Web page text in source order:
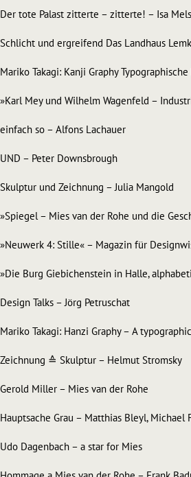
Der tote Palast zitterte – zitterte! – Isa
Schlicht und ergreifend Das Landhaus
Mariko Takagi: Kanji Graphy
»Karl Mey und Wilhelm Wagenfeld –
einfach so – Alfons Lachauer
UND – Peter Downsbrough
Skulptur und Zeichnung – Julia Mangold
»Spiegel – Mies van der Rohe und die
»Neuwerk 4: Stille« – Magazin für
»Die Burg Giebichenstein in Halle,
Design Talks – Jörg Petruschat
Mariko Takagi: Hanzi Graphy – A
Zeichnung ≙ Skulptur – Helmut Stromsky
Gerold Miller – Mies van der Rohe
Hauptsache Grau – Matthias Bleyl, Michael
Udo Dagenbach – a star for Mies